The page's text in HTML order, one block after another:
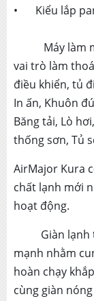
•
Kiểu lắp
Máy làm
vai trò làm
điều khiển, tủ
In ấn, Khuôn
Băng tải, Lò
thống sơn, Tủ
AirMajor Kura
chất lạnh mới
hoạt động.
Giàn lạnh
mạnh nhằm
hoàn chạy
cùng giàn